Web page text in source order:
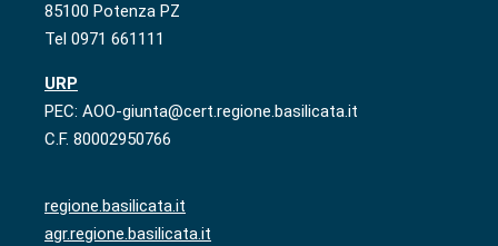
85100 Potenza PZ
Tel 0971 661111
URP
PEC: AOO-giunta@cert.regione.basilicata.it
C.F. 80002950766
regione.basilicata.it
agr.regione.basilicata.it